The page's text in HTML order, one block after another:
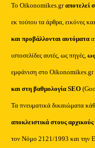
Το Oikonomikes.grαποτελεί
εκ τούτου τα άρθρα, εικόνες
και προβάλλονται αυτόματα
ιστοσελίδες αυτές, ως πηγές,
εμφάνιση στο Oikonomikes.gr
και στη βαθμολογία SEO
Τα πνευματικά δικαιώματα
αποκλειστικά στους
τον Νόμο 2121/1993 και την